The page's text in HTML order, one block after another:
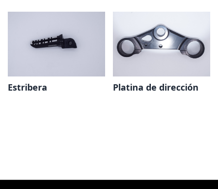
Estribera Platina de dirección